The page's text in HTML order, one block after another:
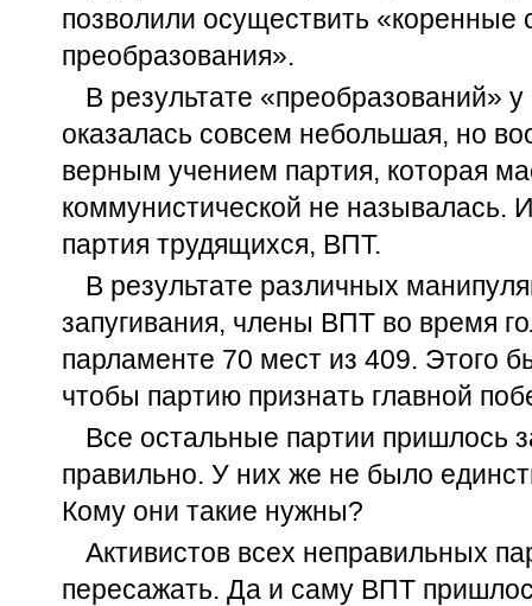
позволили осуществить «коренные
преобразования».
В результате «преобразований»
оказалась совсем небольшая, но
верным учением партия, которая
коммунистической не называлась.
партия трудящихся, ВПТ.
В результате различных
запугивания, члены ВПТ во время
парламенте 70 мест из 409. Этого
чтобы партию признать главной
Все остальные партии пришлось
правильно. У них же не было
Кому они такие нужны?
Активистов всех неправильных
пересажать. Да и саму ВПТ